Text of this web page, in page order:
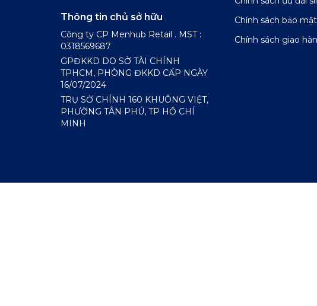
Thông tin chủ sở hữu
Công ty CP Menhub Retail . MST :
0318569687
GPĐKKD DO SỞ TÀI CHÍNH
TPHCM, PHÒNG ĐKKD CẤP NGÀY
16/07/2024
TRỤ SỞ CHÍNH 160 KHUÔNG VIỆT,
PHƯỜNG TÂN PHÚ, TP HỒ CHÍ
MINH
Chính sách bảo mật
Chính sách giao